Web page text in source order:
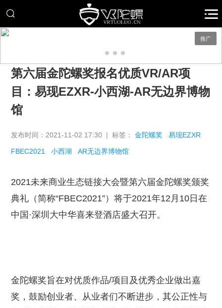
推广
第六届金陀螺奖报名优质VR/AR项
目：易现EZXR-小西湖-AR无边界博物
馆
发布时间：2021-11-02 17:30 | 标签：金陀螺奖 易现EZXR
FBEC2021 小西湖 AR无边界博物馆
2021未来商业生态链接大会暨第六届金陀螺奖颁奖
典礼（简称“FBEC2021”）将于2021年12月10日在
中国·深圳大中华喜来登酒店盛大召开。
金陀螺奖旨在对优质作品/项目及优秀企业做出嘉
奖，鼓励创业者、从业者们不断进步，其公正性与